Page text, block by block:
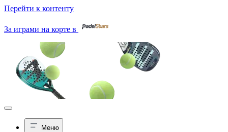
Перейти к контенту
За играми на корте в
Меню